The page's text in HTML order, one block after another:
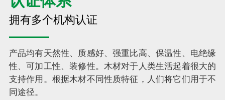
拥有多个机构认证
产品均有天然性、质感好、强重比高、保温性、电绝缘
性、可加工性、装修性。木材对于人类生活起着很大的
支持作用。根据木材不同性质特征，人们将它们用于不
同途径。